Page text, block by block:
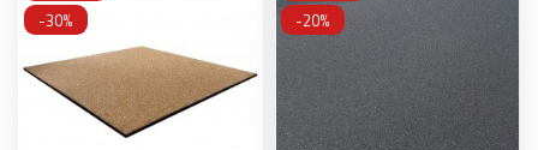
Ajouter au panier
Ajouter au panier
-30%
-20%